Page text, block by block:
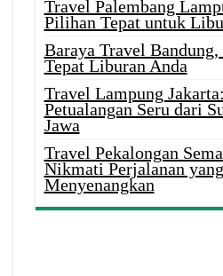
Travel Palembang
Pilihan Tepat untuk
Baraya Travel Bandung,
Tepat Liburan Anda
Travel Lampung Jakarta:
Petualangan Seru dari
Jawa
Travel Pekalongan
Nikmati Perjalanan yang
Menyenangkan